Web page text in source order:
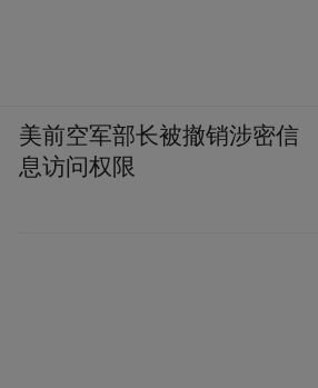
美前空军部长被撤销涉密信
息访问权限